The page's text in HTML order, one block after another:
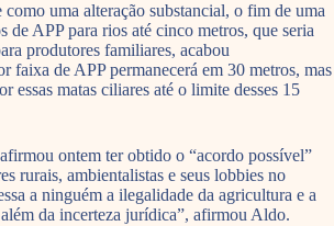
uma alteração substancial, o fim de uma
de APP para rios até cinco metros, que seria
produtores familiares, acabou
faixa de APP permanecerá em 30 metros, mas
essas matas ciliares até o limite desses 15
ontem ter obtido o “acordo possível”
rurais, ambientalistas e seus lobbies no
a ninguém a ilegalidade da agricultura e a
da incerteza jurídica”, afirmou Aldo.